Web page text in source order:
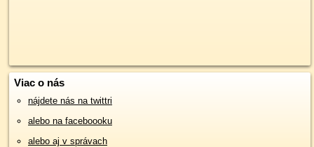
Viac o nás
nájdete nás na twittri
alebo na faceboooku
alebo aj v správach